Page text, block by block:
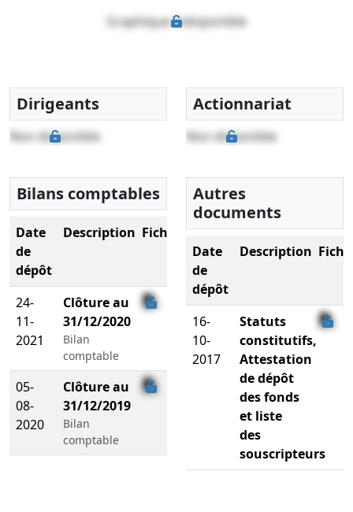
Graphique indisponible
Dirigeants
Non disponible
Actionnariat
Non disponible
Bilans comptables
Date
de
dépôt
Description Fichier
24-
11-
2021
Clôture au
31/12/2020
Bilan
comptable
05-
08-
2020
Clôture au
31/12/2019
Bilan
comptable
Autres
documents
Date
de
dépôt
Description
16-
10-
2017
Statuts
constitutifs,
Attestation
de dépôt
des fonds
et liste
des
souscripteurs